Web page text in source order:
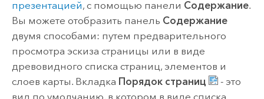
презентацией, с помощью панели Содержание.
Вы можете отобразить панель Содержание
двумя способами: путем предварительного
просмотра эскиза страницы или в виде
древовидного списка страниц, элементов и
слоев карты. Вкладка Порядок страниц
- это
вид по умолчанию, в котором в виде списка